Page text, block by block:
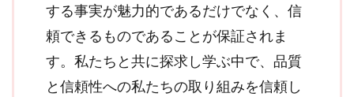
する事実が魅力的であるだけでなく、信
頼できるものであることが保証されま
す。私たちと共に探求し学ぶ中で、品質
と信頼性への私たちの取り組みを信頼し